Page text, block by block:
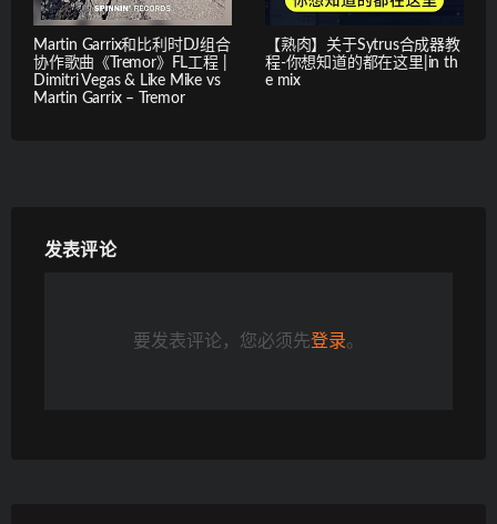
Martin Garrix和比利时DJ组合
协作歌曲《Tremor》FL工程 |
Dimitri Vegas & Like Mike vs
Martin Garrix – Tremor
【熟肉】关于Sytrus合成器教
程-你想知道的都在这里|in th
e mix
发表评论
要发表评论，您必须先登录。